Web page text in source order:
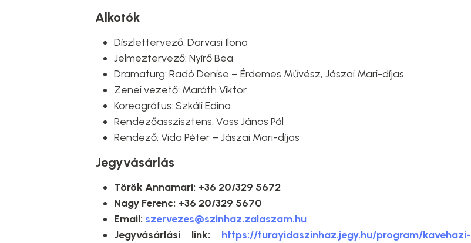
Alkotók
Díszlettervező: Darvasi Ilona
Jelmeztervező: Nyírő Bea
Dramaturg: Radó Denise – Érdemes Művész, Jászai Mari-díjas
Zenei vezető: Maráth Viktor
Koreográfus: Szkáli Edina
Rendezőasszisztens: Vass János Pál
Rendező: Vida Péter – Jászai Mari-díjas
Jegyvásárlás
Török Annamari: +36 20/329 5672
Nagy Ferenc: +36 20/329 5670
Email: szervezes@szinhaz.zalaszam.hu
Jegyvásárlási link:
https://turayidaszinhaz.jegy.hu/program/kavehazi-